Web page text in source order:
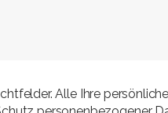
Alle Ihre